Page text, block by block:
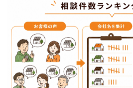
県の
太陽
光発
電・
蓄電
池の
相場